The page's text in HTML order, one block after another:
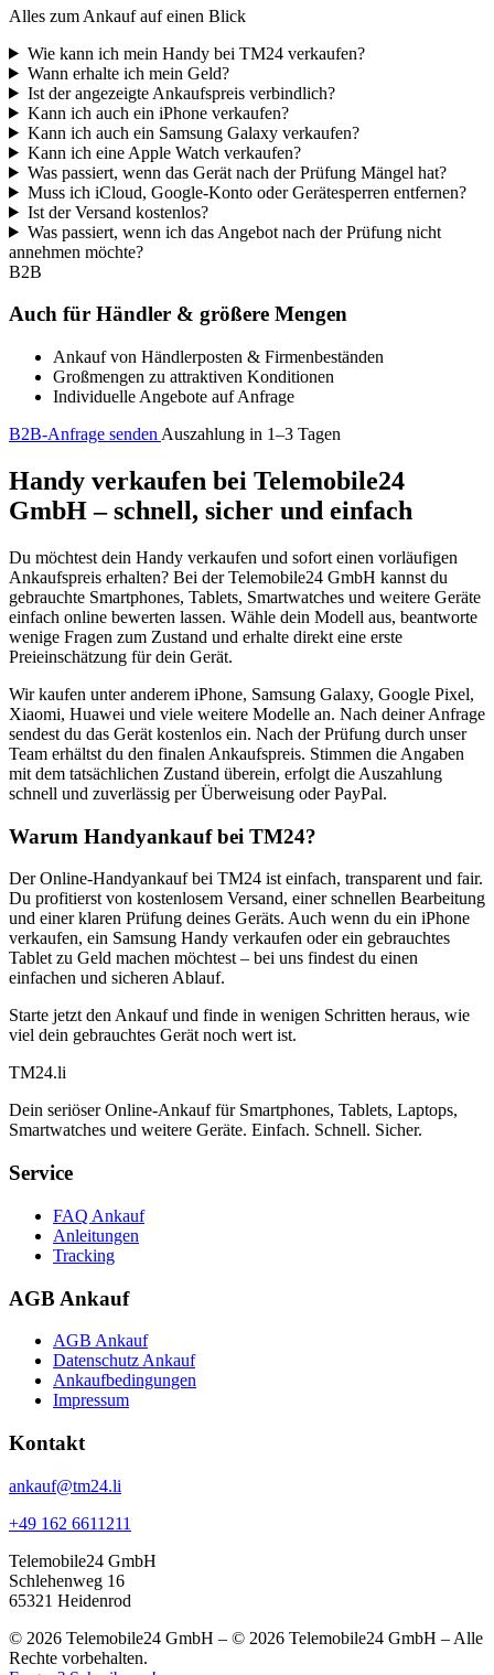
Alles zum Ankauf auf einen Blick
Wie kann ich mein Handy bei TM24 verkaufen?
Wann erhalte ich mein Geld?
Ist der angezeigte Ankaufspreis verbindlich?
Kann ich auch ein iPhone verkaufen?
Kann ich auch ein Samsung Galaxy verkaufen?
Kann ich eine Apple Watch verkaufen?
Was passiert, wenn das Gerät nach der Prüfung Mängel hat?
Muss ich iCloud, Google-Konto oder Gerätesperren entfernen?
Ist der Versand kostenlos?
Was passiert, wenn ich das Angebot nach der Prüfung nicht
annehmen möchte?
B2B
Auch für Händler & größere Mengen
Ankauf von Händlerposten & Firmenbeständen
Großmengen zu attraktiven Konditionen
Individuelle Angebote auf Anfrage
B2B-Anfrage senden Auszahlung in 1–3 Tagen
Handy verkaufen bei Telemobile24
GmbH – schnell, sicher und einfach
Du möchtest dein Handy verkaufen und sofort einen vorläufigen
Ankaufspreis erhalten? Bei der Telemobile24 GmbH kannst du
gebrauchte Smartphones, Tablets, Smartwatches und weitere Geräte
einfach online bewerten lassen. Wähle dein Modell aus, beantworte
wenige Fragen zum Zustand und erhalte direkt eine erste
Preieinschätzung für dein Gerät.
Wir kaufen unter anderem iPhone, Samsung Galaxy, Google Pixel,
Xiaomi, Huawei und viele weitere Modelle an. Nach deiner Anfrage
sendest du das Gerät kostenlos ein. Nach der Prüfung durch unser
Team erhältst du den finalen Ankaufspreis. Stimmen die Angaben
mit dem tatsächlichen Zustand überein, erfolgt die Auszahlung
schnell und zuverlässig per Überweisung oder PayPal.
Warum Handyankauf bei TM24?
Der Online-Handyankauf bei TM24 ist einfach, transparent und fair.
Du profitierst von kostenlosem Versand, einer schnellen Bearbeitung
und einer klaren Prüfung deines Geräts. Auch wenn du ein iPhone
verkaufen, ein Samsung Handy verkaufen oder ein gebrauchtes
Tablet zu Geld machen möchtest – bei uns findest du einen
einfachen und sicheren Ablauf.
Starte jetzt den Ankauf und finde in wenigen Schritten heraus, wie
viel dein gebrauchtes Gerät noch wert ist.
TM24.li
Dein seriöser Online-Ankauf für Smartphones, Tablets, Laptops,
Smartwatches und weitere Geräte. Einfach. Schnell. Sicher.
Service
FAQ Ankauf
Anleitungen
Tracking
AGB Ankauf
AGB Ankauf
Datenschutz Ankauf
Ankaufbedingungen
Impressum
Kontakt
ankauf@tm24.li
+49 162 6611211
Telemobile24 GmbH
Schlehenweg 16
65321 Heidenrod
© 2026 Telemobile24 GmbH – © 2026 Telemobile24 GmbH – Alle
Rechte vorbehalten.